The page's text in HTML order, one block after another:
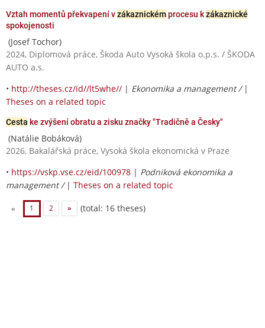
Vztah momentů překvapení vzákaznickémprocesu kzákaznické
spokojenosti
(Josef Tochor)
2024, Diplomová práce, Škoda Auto Vysoká škola o.p.s. / ŠKODA
AUTO a.s.
• http://theses.cz/id//lt5whe// | Ekonomika a management / |
Theses on a related topic
Cesta ke zvýšení obratu a zisku značky "Tradičně a Česky"
(Natálie Bobáková)
2026, Bakalářská práce, Vysoká škola ekonomická v Praze
• https://vskp.vse.cz/eid/100978 | Podniková ekonomika a
management / | Theses on a related topic
« 1 2 » (total: 16 theses)